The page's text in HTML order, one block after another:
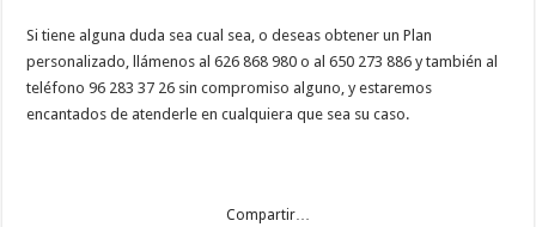
Si tiene alguna duda sea cual sea, o deseas obtener un Plan
personalizado, llámenos al 626 868 980 o al 650 273 886 y también al
teléfono 96 283 37 26 sin compromiso alguno, y estaremos
encantados de atenderle en cualquiera que sea su caso.
Compartir…